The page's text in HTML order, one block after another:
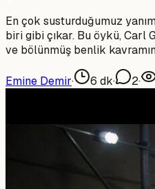
En çok susturduğumuz
biri gibi çıkar. Bu öykü, Carl
ve bölünmüş benlik
Emine Demir· 6 dk· 2·